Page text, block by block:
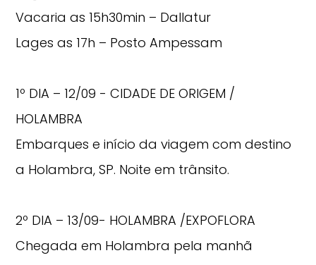
Vacaria as 15h30min – Dallatur
Lages as 17h – Posto Ampessam
1º DIA – 12/09 - CIDADE DE ORIGEM /
HOLAMBRA
Embarques e início da viagem com destino
a Holambra, SP. Noite em trânsito.
2º DIA – 13/09- HOLAMBRA /EXPOFLORA
Chegada em Holambra pela manhã